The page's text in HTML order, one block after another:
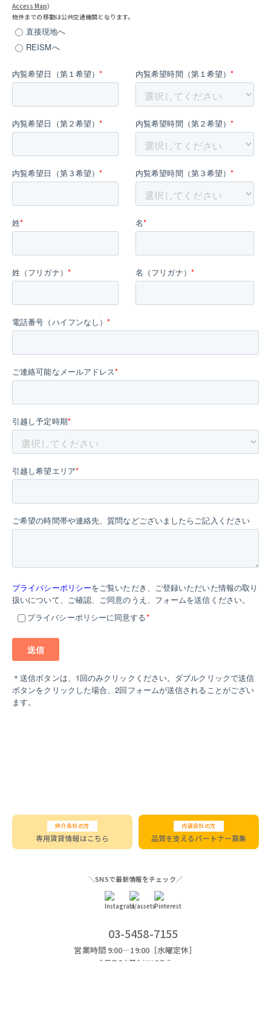
Access Map）
物件までの移動は公共交通機関となります。
直接現地へ
REISMへ
内覧希望日（第１希望）* 内覧希望時間（第１希望）*
内覧希望日（第２希望）* 内覧希望時間（第２希望）*
内覧希望日（第３希望）* 内覧希望時間（第３希望）*
姓* 名*
姓（フリガナ） * 名（フリガナ） *
電話番号（ハイフンなし）*
ご連絡可能なメールアドレス*
引越し予定時期*
引越し希望エリア*
ご希望の時間帯や連絡先、質問などございましたらご記入ください
プライバシーポリシーをご覧いただき、ご登録いただいた情報の取り
扱いについて、ご確認、ご同意のうえ、フォームを送信ください。
プライバシーポリシーに同意する*
＊送信ボタンは、1回のみクリックください。ダブルクリックで送信
ボタンをクリックした場合、2回フォームが送信されることがござい
ます。
仲介会社の方
専用賃貸情報はこちら
内装会社の方
品質を支えるパートナー募集
＼SNSで最新情報をチェック／
03-5458-7155
営業時間 9:00―19:00［水曜定休］
入居中のお問合せはこちら